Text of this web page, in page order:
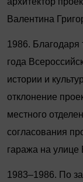
Валентина
1986. Благодаря
года
истории и
отклонение
местного
согласования
гаража на
1983–1986. По